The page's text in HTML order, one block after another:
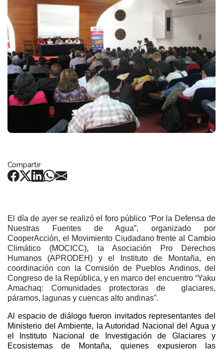
Compartir
El día de ayer se realizó el foro público “Por la Defensa de
Nuestras Fuentes de Agua”, organizado por
CooperAcción, el Movimiento Ciudadano frente al Cambio
Climático (MOCICC), la Asociación Pro Derechos
Humanos (APRODEH) y el Instituto de Montaña, en
coordinación con la Comisión de Pueblos Andinos, del
Congreso de la República, y en marco del encuentro “Yaku
Amachaq: Comunidades protectoras de glaciares,
páramos, lagunas y cuencas alto andinas”.
Al espacio de diálogo fueron invitados representantes del
Ministerio del Ambiente, la Autoridad Nacional del Agua y
el Instituto Nacional de Investigación de Glaciares y
Ecosistemas de Montaña, quienes expusieron las